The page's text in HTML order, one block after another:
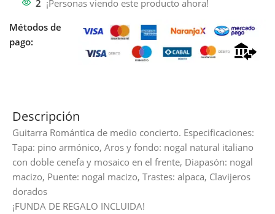
2 ¡Personas viendo este producto ahora!
Métodos de
pago:
Descripción
Guitarra Romántica de medio concierto. Especificaciones:
Tapa: pino armónico, Aros y fondo: nogal natural italiano
con doble cenefa y mosaico en el frente, Diapasón: nogal
macizo, Puente: nogal macizo, Trastes: alpaca, Clavijeros
dorados
¡FUNDA DE REGALO INCLUIDA!